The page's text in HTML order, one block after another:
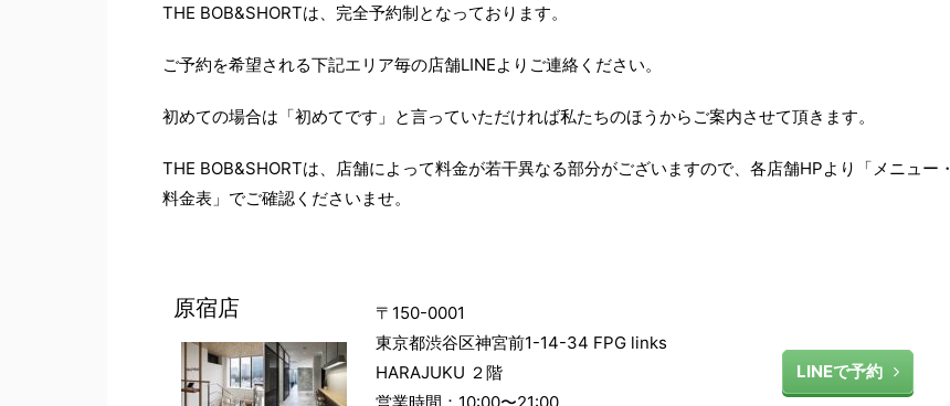
THE BOB&SHORTは、完全予約制となっております。
ご予約を希望される下記エリア毎の店舗LINEよりご連絡ください。
初めての場合は「初めてです」と言っていただければ私たちのほうからご案内させて頂きます。
THE BOB&SHORTは、店舗によって料金が若干異なる部分がございますので、各店舗HPより「メニュー・
料金表」でご確認くださいませ。
原宿店
〒150-0001
東京都渋谷区神宮前1-14-34 FPG links
HARAJUKU ２階
LINEで予約